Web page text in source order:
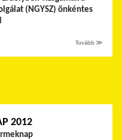
(NGYSZ) önkéntes
Tovább ≫
2012